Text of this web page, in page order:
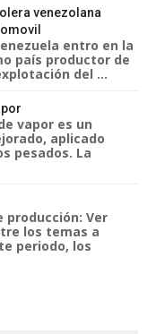
venezolana
entro en la
país productor de
del ...
vapor es un
aplicado
pesados. La
producción: Ver
los temas a
periodo, los